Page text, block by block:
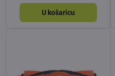
U košaricu